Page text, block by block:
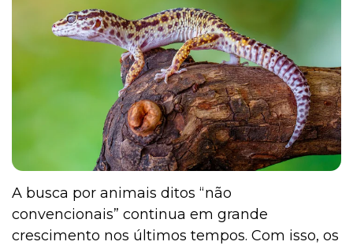
Roedores
A busca por animais ditos “não
convencionais” continua em grande
crescimento nos últimos tempos. Com isso, os